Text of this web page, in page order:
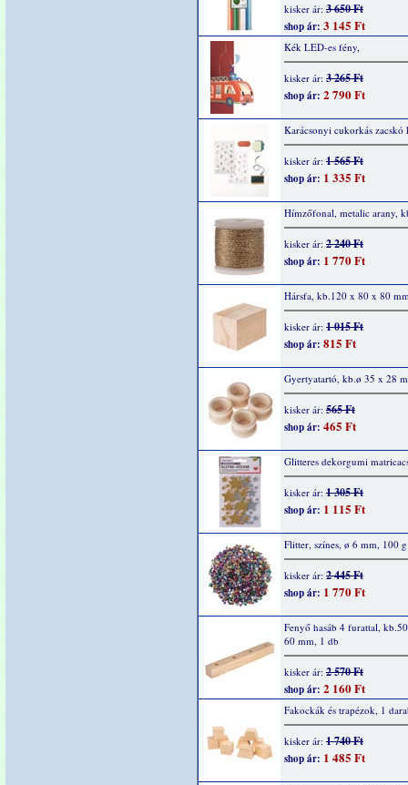
kisker ár: 3 650 Ft
shop ár: 3 145 Ft
Kék LED-es fény,
kisker ár: 3 265 Ft
shop ár: 2 790 Ft
Karácsonyi cukorkás zacskó
kisker ár: 1 565 Ft
shop ár: 1 335 Ft
Hímzőfonal, metalic arany,
kisker ár: 2 240 Ft
shop ár: 1 770 Ft
Hársfa, kb.120 x 80 x 80
kisker ár: 1 015 Ft
shop ár: 815 Ft
Gyertyatartó, kb.ø 35 x 28
kisker ár: 565 Ft
shop ár: 465 Ft
Glitteres dekorgumi
kisker ár: 1 305 Ft
shop ár: 1 115 Ft
Flitter, színes, ø 6 mm, 100 g
kisker ár: 2 445 Ft
shop ár: 1 770 Ft
Fenyő hasáb 4 furattal,
60 mm, 1 db
kisker ár: 2 570 Ft
shop ár: 2 160 Ft
Fakockák és trapézok, 1
kisker ár: 1 740 Ft
shop ár: 1 485 Ft